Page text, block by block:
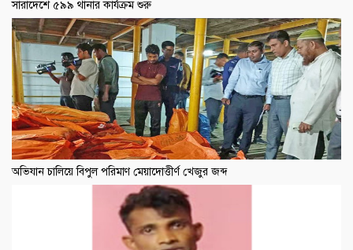
সারাদেশে ৫৯৯ থানার কার্যক্রম শুরু
অভিযান চালিয়ে বিপুল পরিমাণ মেয়াদোত্তীর্ণ খেজুর জব্দ